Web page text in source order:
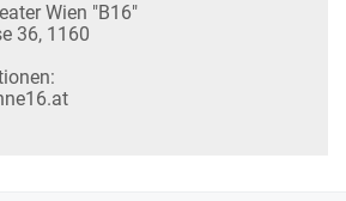
Wien "B16"
36, 1160